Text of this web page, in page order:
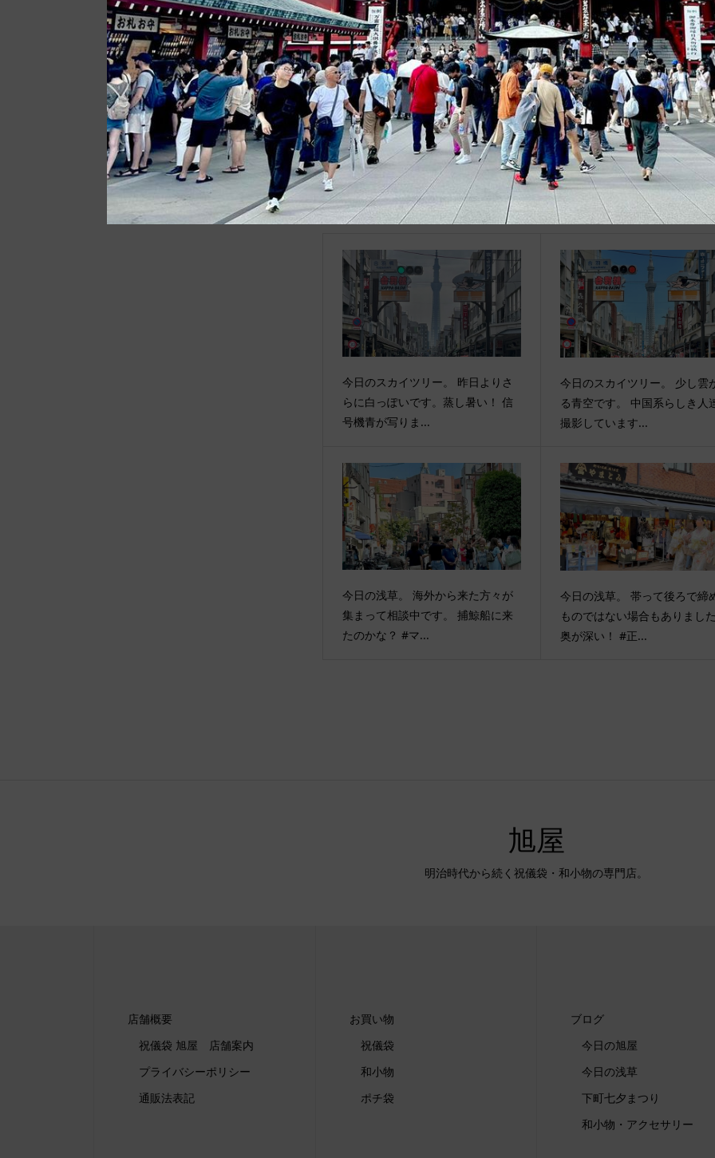
関連記事
今日のスカイツリー。 昨日よりさ
らに白っぽいです。蒸し暑い！ 信
号機青が写りま...
今日のスカイツリー。 少し雲
る青空です。 中国系らしき人
撮影しています...
今日の浅草。 海外から来た方々が
集まって相談中です。 捕鯨船に来
たのかな？ #マ...
今日の浅草。 帯って後ろで締
ものではない場合もありまし
奥が深い！ #正...
旭屋
明治時代から続く祝儀袋・和小物の専門店。
店舗概要
祝儀袋 旭屋 店舗案内
プライバシーポリシー
通販法表記
お買い物
祝儀袋
和小物
ポチ袋
ブログ
今日の旭屋
今日の浅草
下町七夕まつり
和小物・アクセサリー